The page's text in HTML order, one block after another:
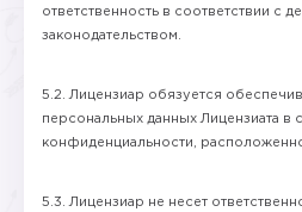
ответственность в соответствии с
законодательством.
5.2. Лицензиар обязуется
персональных данных Лицензиата в
конфиденциальности,
5.3. Лицензиар не несет